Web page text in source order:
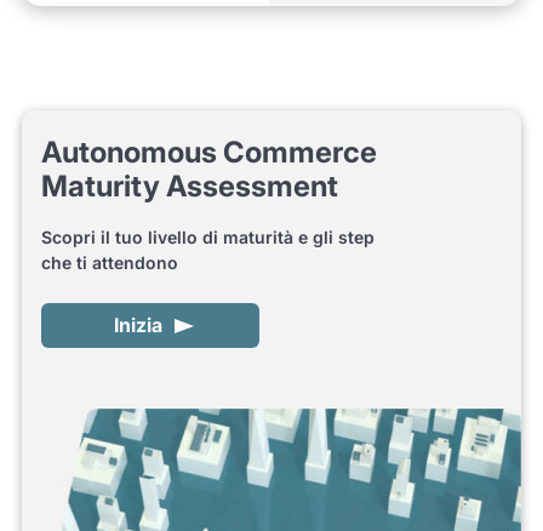
Autonomous Commerce
Maturity Assessment
Scopri il tuo livello di maturità e gli step
che ti attendono
Inizia